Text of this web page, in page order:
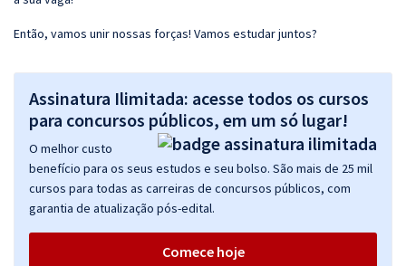
Então, vamos unir nossas forças! Vamos estudar juntos?
Assinatura Ilimitada: acesse todos os cursos
para concursos públicos, em um só lugar!
O melhor custo
benefício para os seus estudos e seu bolso. São mais de 25 mil
cursos para todas as carreiras de concursos públicos, com
garantia de atualização pós-edital.
Comece hoje